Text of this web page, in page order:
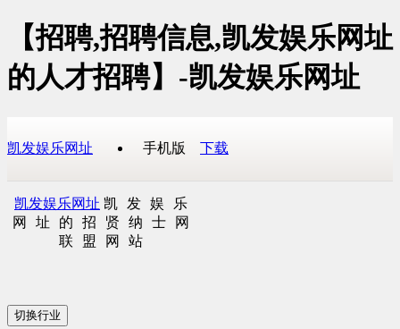
【招聘,招聘信息,凯发娱乐网址
的人才招聘】-凯发娱乐网址
凯发娱乐网址 手机版 下载
凯发娱乐网址 凯发娱乐
网址的招贤纳士网
联盟网站
切换行业